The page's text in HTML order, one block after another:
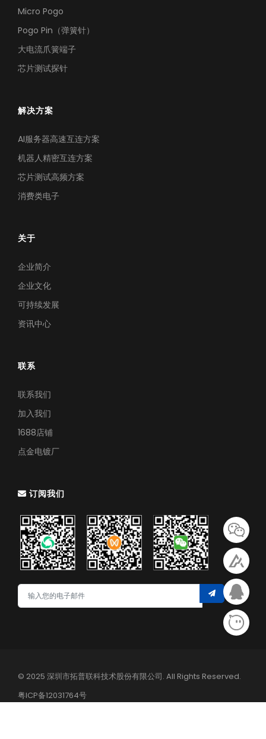
Micro Pogo
Pogo Pin（弹簧针）
大电流爪簧端子
芯片测试探针
解决方案
AI服务器高速互连方案
机器人精密互连方案
芯片测试高频方案
消费类电子
关于
企业简介
企业文化
可持续发展
资讯中心
联系
联系我们
加入我们
1688店铺
点金电镀厂
订阅我们
© 2025 深圳市拓普联科技术股份有限公司. All Rights Reserved.
粤ICP备12031764号